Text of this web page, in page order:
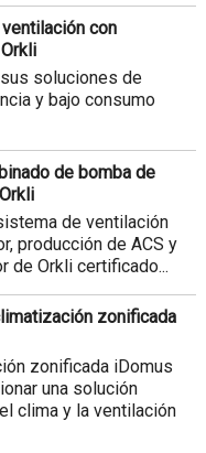
con
soluciones de
y bajo consumo
de bomba de
de ventilación
producción de ACS y
de Orkli certificado...
zonificada
zonificada iDomus
una solución
clima y la ventilación